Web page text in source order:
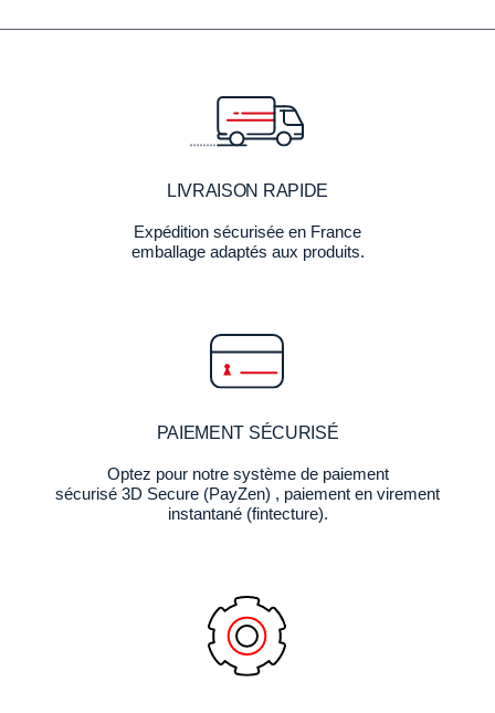
LIVRAISON RAPIDE
Expédition sécurisée en France
emballage adaptés aux produits.
PAIEMENT SÉCURISÉ
Optez pour notre système de paiement
sécurisé 3D Secure (PayZen) , paiement en virement
instantané (fintecture).